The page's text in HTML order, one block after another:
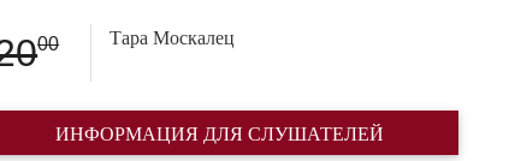
00 Тара Москалец
ИНФОРМАЦИЯ ДЛЯ СЛУШАТЕЛЕЙ